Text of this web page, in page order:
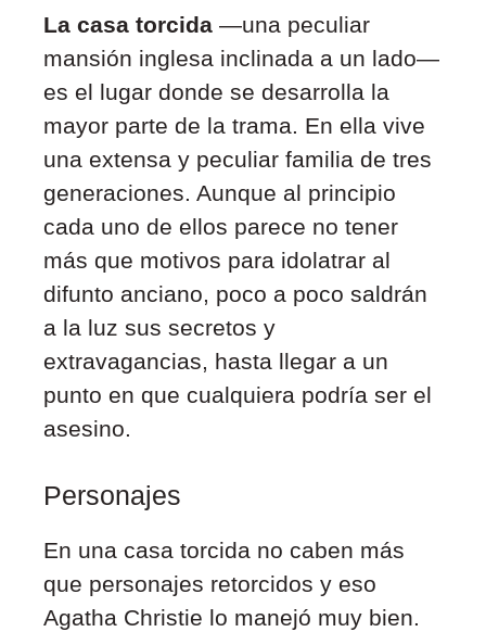
La casa torcida —una peculiar
mansión inglesa inclinada a un lado—
es el lugar donde se desarrolla la
mayor parte de la trama. En ella vive
una extensa y peculiar familia de tres
generaciones. Aunque al principio
cada uno de ellos parece no tener
más que motivos para idolatrar al
difunto anciano, poco a poco saldrán
a la luz sus secretos y
extravagancias, hasta llegar a un
punto en que cualquiera podría ser el
asesino.
Personajes
En una casa torcida no caben más
que personajes retorcidos y eso
Agatha Christie lo manejó muy bien.